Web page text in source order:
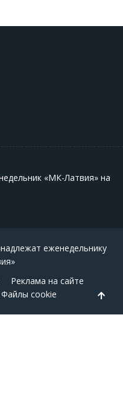
«МК-Латвия» на
еженедельнику
Реклама на сайте
Файлы cookie